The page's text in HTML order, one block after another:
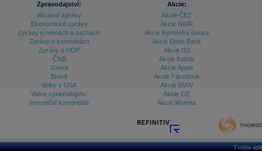
Zpravodajství:
Akciové zprávy
Ekonomické zprávy
Zprávy o měnách a sazbách
Zprávy o komoditách
Zprávy o HDP
ČNB
Grexit
Brexit
Volby v USA
Video zpravodajství
Investiční komentáře
Akcie:
Akcie ČEZ
Akcie NWR
Akcie Komerční banka
Akcie Erste Bank
Akcie O2
Akcie Kofola
Akcie Apple
Akcie Facebook
Akcie BMW
Akcie GE
Akcie Moneta
Tvorba